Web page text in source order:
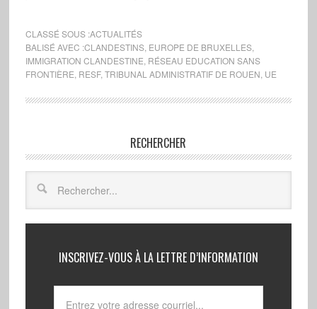
CLASSÉ SOUS :ACTUALITÉS
BALISÉ AVEC :CLANDESTINS, EUROPE DE BRUXELLES,
IMMIGRATION CLANDESTINE RÉSEAU EDUCATION SANS
FRONTIÈRE RESF, TRIBUNAL ADMINISTRATIF DE ROUEN UE
RECHERCHER
INSCRIVEZ-VOUS À LA LETTRE D’INFORMATION